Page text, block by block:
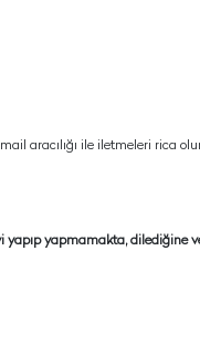
aracılığı ile iletmeleri rica
yapıp yapmamakta,